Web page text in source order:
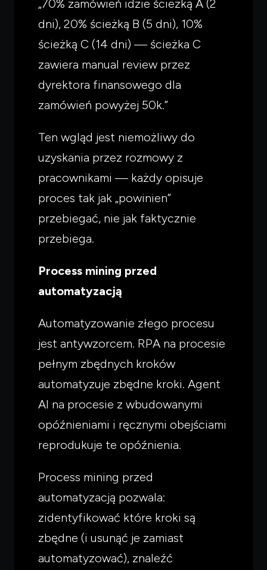
„70% zamówień idzie ścieżką A (2
dni), 20% ścieżką B (5 dni), 10%
ścieżką C (14 dni) — ścieżka C
zawiera manual review przez
dyrektora finansowego dla
zamówień powyżej 50k.”
Ten wgląd jest niemożliwy do
uzyskania przez rozmowy z
pracownikami — każdy opisuje
proces tak jak „powinien”
przebiegać, nie jak faktycznie
przebiega.
Process mining przed
automatyzacją
Automatyzowanie złego procesu
jest antywzorcem. RPA na procesie
pełnym zbędnych kroków
automatyzuje zbędne kroki. Agent
AI na procesie z wbudowanymi
opóźnieniami i ręcznymi obejściami
reprodukuje te opóźnienia.
Process mining przed
automatyzacją pozwala:
zidentyfikować które kroki są
zbędne (i usunąć je zamiast
automatyzować), znaleźć